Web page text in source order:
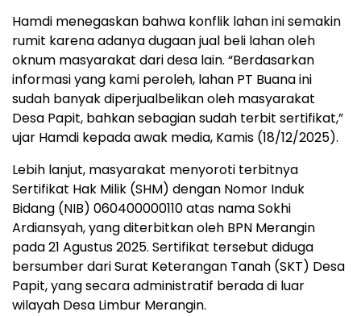
Hamdi menegaskan bahwa konflik lahan ini semakin
rumit karena adanya dugaan jual beli lahan oleh
oknum masyarakat dari desa lain. “Berdasarkan
informasi yang kami peroleh, lahan PT Buana ini
sudah banyak diperjualbelikan oleh masyarakat
Desa Papit, bahkan sebagian sudah terbit sertifikat,”
ujar Hamdi kepada awak media, Kamis (18/12/2025).
Lebih lanjut, masyarakat menyoroti terbitnya
Sertifikat Hak Milik (SHM) dengan Nomor Induk
Bidang (NIB) 060400000110 atas nama Sokhi
Ardiansyah, yang diterbitkan oleh BPN Merangin
pada 21 Agustus 2025. Sertifikat tersebut diduga
bersumber dari Surat Keterangan Tanah (SKT) Desa
Papit, yang secara administratif berada di luar
wilayah Desa Limbur Merangin.